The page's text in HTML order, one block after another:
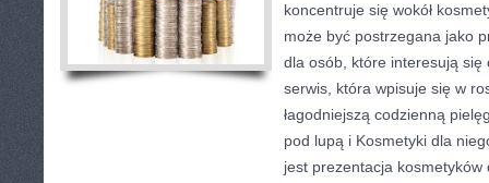
koncentruje się wokół
może być postrzegana jako
dla osób, które interesują się
serwis, która wpisuje się w
łagodniejszą codzienną
pod lupą i Kosmetyki dla
jest prezentacja kosmetyków